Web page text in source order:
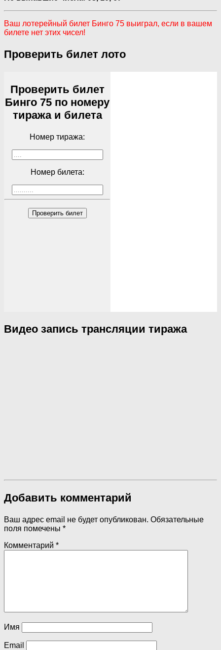
Ваш лотерейный билет Бинго 75 выиграл, если в вашем
билете нет этих чисел!
Проверить билет лото
Проверить билет
Бинго 75 по номеру
тиража и билета
Номер тиража:
Номер билета:
Проверить билет
Видео запись трансляции тиража
Добавить комментарий
Ваш адрес email не будет опубликован. Обязательные
поля помечены *
Комментарий *
Имя
Email